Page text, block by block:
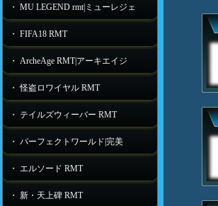
・ MU LEGEND rmt|ミューレジェ
・ FIFA18 RMT
・ ArcheAge RMT|アーキエイジ
・ 怪盗ロワイヤル RMT
・ テイルズウィーバー RMT
・ パーフェクトワールド|完美
・ エルソード RMT
・ 新・天上碑 RMT